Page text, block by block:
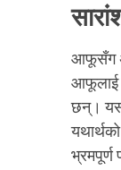
आफूसँग
आफूलाई
छन्।
भ्रमपूर्ण